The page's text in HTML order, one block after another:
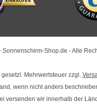
Shop.de - Alle
Mehrwertsteuer zzgl.
wenn nicht anders
versenden wir innerhalb der